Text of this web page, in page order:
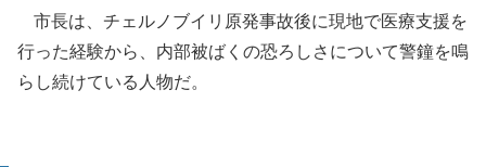
市長は、チェルノブイリ原発事故後に現地で医療支援を
行った経験から、内部被ばくの恐ろしさについて警鐘を鳴
らし続けている人物だ。